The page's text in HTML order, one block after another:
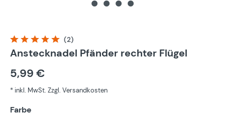
Durchschnittliche Bewertung von 5 von 5 Sternen
(2)
Anstecknadel Pfänder rechter Flügel
5,99 €
* inkl. MwSt. Zzgl. Versandkosten
Farbe